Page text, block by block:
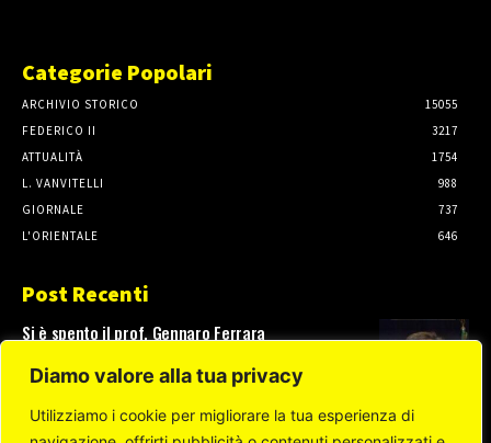
Diamo valore alla tua privacy
Utilizziamo i cookie per migliorare la tua esperienza di
Categorie Popolari
ARCHIVIO STORICO
15055
FEDERICO II
3217
ATTUALITÀ
1754
L. VANVITELLI
988
GIORNALE
737
L'ORIENTALE
646
Post Recenti
Si è spento il prof. Gennaro Ferrara